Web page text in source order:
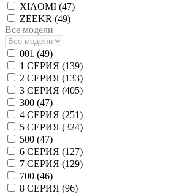
XIAOMI (47)
ZEEKR (49)
Все модели
001 (49)
1 СЕРИЯ (139)
2 СЕРИЯ (133)
3 СЕРИЯ (405)
300 (47)
4 СЕРИЯ (251)
5 СЕРИЯ (324)
500 (47)
6 СЕРИЯ (127)
7 СЕРИЯ (129)
700 (46)
8 СЕРИЯ (96)